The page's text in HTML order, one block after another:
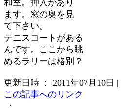
和室。押入があり
ます。窓の奥を見
て下さい。
テニスコートがある
んです。ここから眺
めるラリーは格別？
更新日時 ： 2011年07月10日 |
この記事へのリンク
：